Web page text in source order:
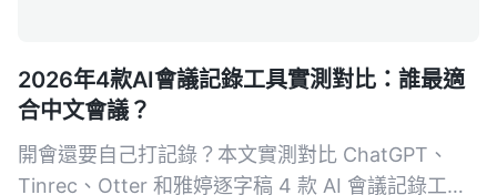
2026年4款AI會議記錄工具實測對比：誰最適
合中文會議？
開會還要自己打記錄？本文實測對比 ChatGPT、
Tinrec、Otter 和雅婷逐字稿 4 款 AI 會議記錄工